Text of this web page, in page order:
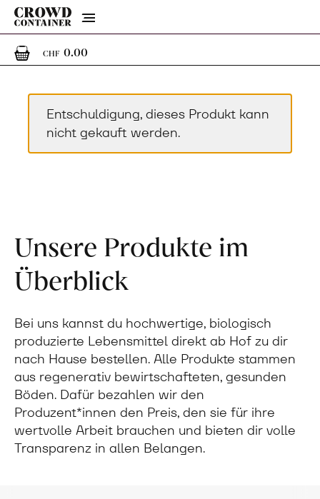
Menu
CHF 0.000 Artikel im Warenkorb
Entschuldigung, dieses Produkt kann
nicht gekauft werden.
Unsere Produkte im
Überblick
Bei uns kannst du hochwertige, biologisch
produzierte Lebensmittel direkt ab Hof zu dir
nach Hause bestellen. Alle Produkte stammen
aus regenerativ bewirtschafteten, gesunden
Böden. Dafür bezahlen wir den
Produzent*innen den Preis, den sie für ihre
wertvolle Arbeit brauchen und bieten dir volle
Transparenz in allen Belangen.